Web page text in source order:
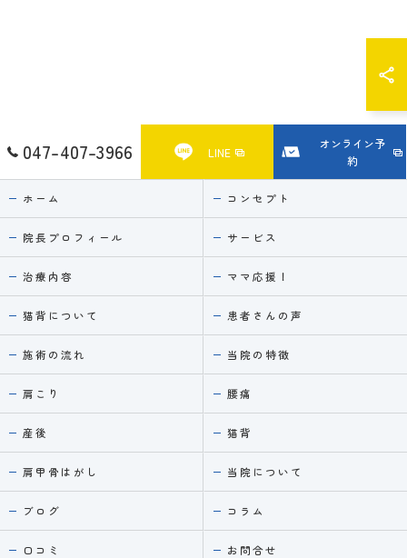
047-407-3966 LINE
オンライン予
約
ホーム コンセプト
院長プロフィール サービス
治療内容 ママ応援！
猫背について 患者さんの声
施術の流れ 当院の特徴
肩こり 腰痛
産後 猫背
肩甲骨はがし 当院について
ブログ コラム
口コミ お問合せ